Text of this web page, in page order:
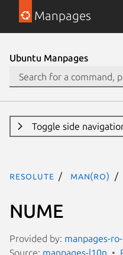
Manpages
Ubuntu Manpages
Toggle side
resolute man(ro)
NUME
Provided by: manpages-
Source: manpages-l10n